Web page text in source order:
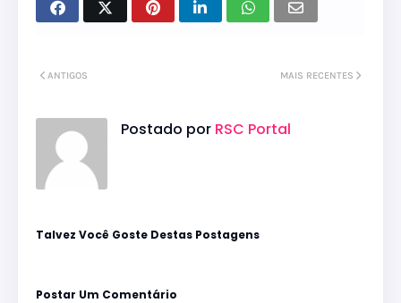
MAIS RECENTES
ANTIGOS
Postado por RSC Portal
Talvez Você Goste Destas Postagens
Postar Um Comentário